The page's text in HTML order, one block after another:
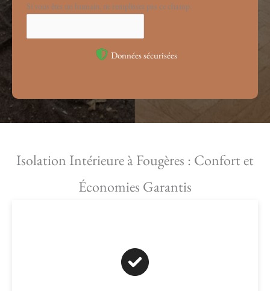
Si vous êtes un humain, ne remplissez pas ce champ.
Données sécurisées
Isolation Intérieure à Fougères : Confort et
Économies Garantis